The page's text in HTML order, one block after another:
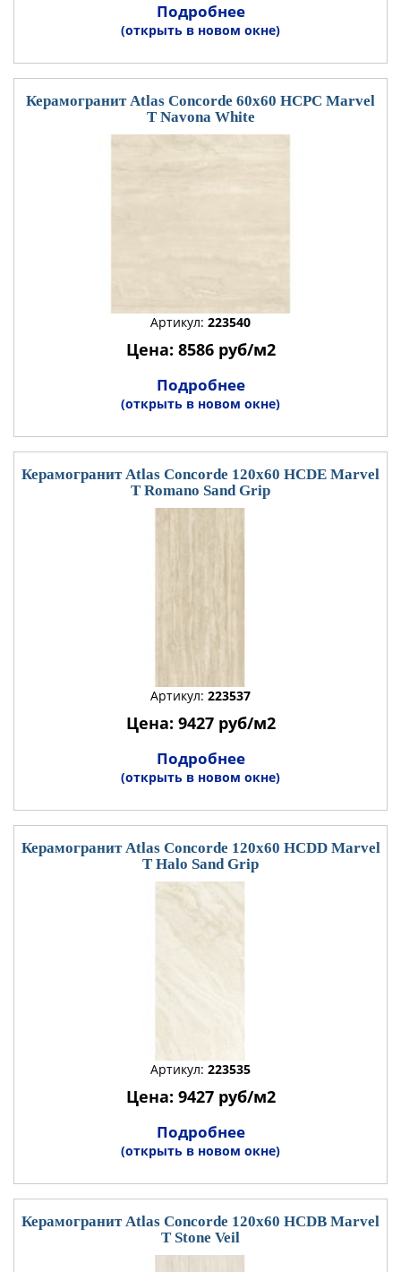
Подробнее
(открыть в новом окне)
Керамогранит Atlas Concorde 60x60 HCPC Marvel
T Navona White
Артикул: 223540
Цена: 8586 руб/м2
Подробнее
(открыть в новом окне)
Керамогранит Atlas Concorde 120x60 HCDE Marvel
T Romano Sand Grip
Артикул: 223537
Цена: 9427 руб/м2
Подробнее
(открыть в новом окне)
Керамогранит Atlas Concorde 120x60 HCDD Marvel
T Halo Sand Grip
Артикул: 223535
Цена: 9427 руб/м2
Подробнее
(открыть в новом окне)
Керамогранит Atlas Concorde 120x60 HCDB Marvel
T Stone Veil